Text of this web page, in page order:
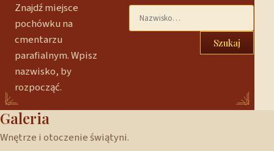
Znajdź miejsce
pochówku na
cmentarzu
parafialnym. Wpisz
nazwisko, by
rozpocząć.
Szukaj
Galeria
Wnętrze i otoczenie świątyni.